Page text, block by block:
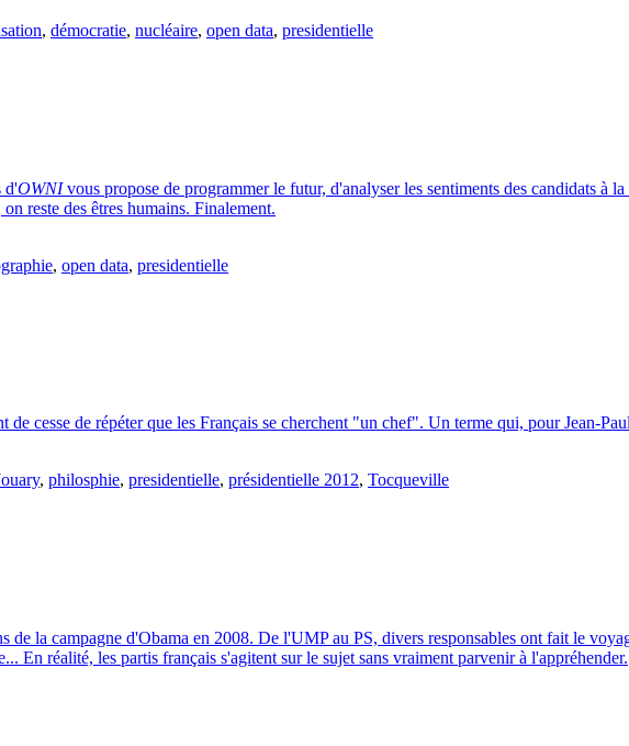
, démocratie, nucléaire, open data, presidentielle
d'OWNIvous propose de programmer le futur, d'analyser les sentiments des candidats à
reste des êtres humains. Finalement.
, open data, presidentielle
de cesse de répéter que les Français se cherchent "un chef". Un terme qui, pour Jean-
, philosphie, presidentielle, présidentielle 2012, Tocqueville
la campagne d'Obama en 2008. De l'UMP au PS, divers responsables ont fait le
En réalité, les partis français s'agitent sur le sujet sans vraiment parvenir à l'appréhender.